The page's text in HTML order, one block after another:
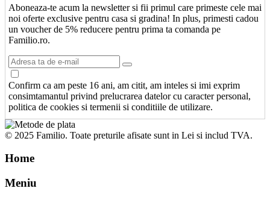
Aboneaza-te acum la newsletter si fii primul care primeste cele mai
noi oferte exclusive pentru casa si gradina! In plus, primesti cadou
un voucher de 5% reducere pentru prima ta comanda pe
Familio.ro.
Confirm ca am peste 16 ani, am citit, am inteles si imi exprim
consimtamantul privind prelucrarea datelor cu caracter personal,
politica de cookies si termenii si conditiile de utilizare.
© 2025 Familio. Toate preturile afisate sunt in Lei si includ TVA.
Home
Meniu